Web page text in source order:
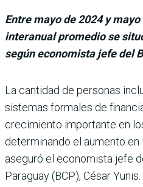
Entre mayo de 2024 y
interanual promedio se
según economista jefe del
La cantidad de perso­nas
sistemas forma­les de
crecimiento importante en
determinando el aumento
aseguró el economista jefe
Paraguay (BCP), César Yunis.